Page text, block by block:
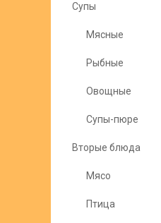
Супы
Мясные
Рыбные
Овощные
Супы-пюре
Вторые блюда
Мясо
Птица